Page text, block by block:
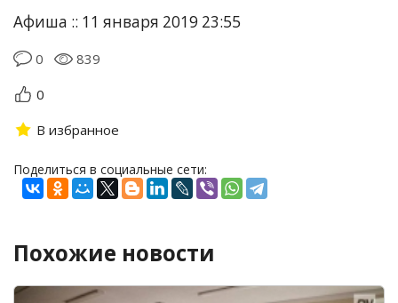
Афиша :: 11 января 2019 23:55
0
839
0
В избранное
Поделиться в социальные сети:
Похожие новости